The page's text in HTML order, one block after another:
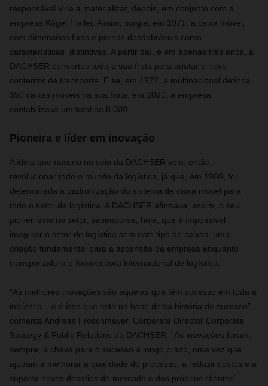
responsável viria a materializar, depois, em conjunto com a
empresa Kögel Trailer. Assim, surgia, em 1971, a caixa móvel,
com dimensões fixas e pernas desdobráveis como
características distintivas. A partir daí, e em apenas três anos, a
DACHSER converteu toda a sua frota para adotar o novo
contentor de transporte. E se, em 1972, a multinacional detinha
350 caixas móveis na sua frota, em 2020, a empresa
contabilizava um total de 8.000.
Pioneira e líder em inovação
A ideia que nasceu no seio da DACHSER veio, então,
revolucionar todo o mundo da logística, já que, em 1980, foi
determinada a padronização do sistema de caixa móvel para
todo o setor de logística. A DACHSER afirmava, assim, o seu
pioneirismo no setor, sabendo-se, hoje, que é impossível
imaginar o setor de logística sem este tipo de caixas, uma
criação fundamental para a ascensão da empresa enquanto
transportadora e fornecedora internacional de logística.
“As melhores inovações são aquelas que têm sucesso em toda a
indústria – e é isso que está na base desta história de sucesso”,
comenta Andreas Froschmayer, Corporate Director Corporate
Strategy & Public Relations da DACHSER. “As inovações foram,
sempre, a chave para o sucesso a longo prazo, uma vez que
ajudam a melhorar a qualidade do processo, a reduzir custos e a
superar novos desafios de mercado e dos próprios clientes”,